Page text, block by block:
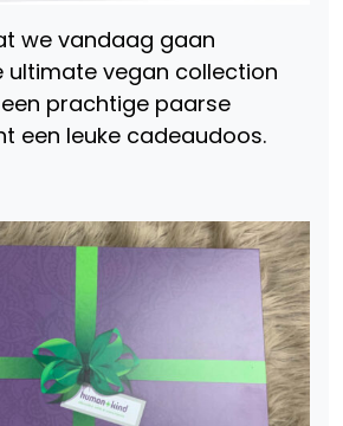
we vandaag gaan
ultimate vegan collection
prachtige paarse
een leuke cadeaudoos.